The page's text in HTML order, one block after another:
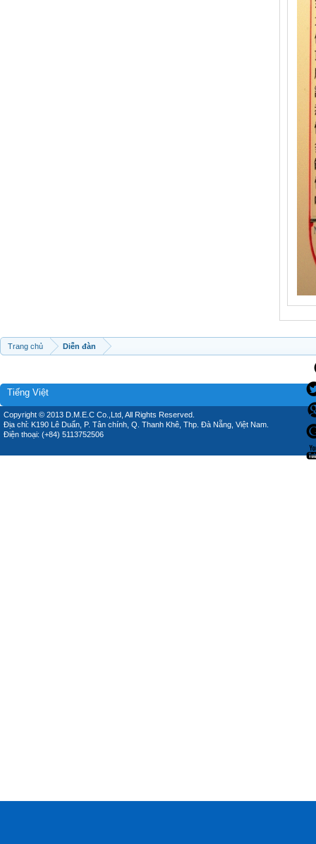
Trang chủ Diễn đàn
Tiếng Việt
Copyright © 2013 D.M.E.C Co.,Ltd, All Rights Reserved.
Địa chỉ: K190 Lê Duẩn, P. Tân chính, Q. Thanh Khê, Thp. Đà Nẵng, Việt Nam.
Điện thoại: (+84) 5113752506